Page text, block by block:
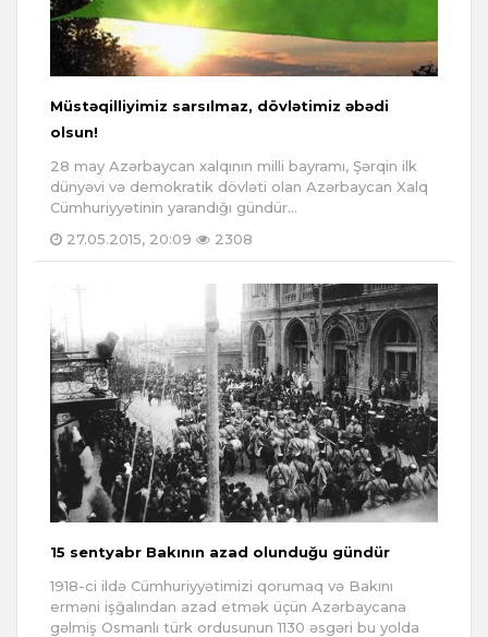
Müstəqilliyimiz sarsılmaz, dövlətimiz əbədi
olsun!
28 may Azərbaycan xalqının milli bayramı, Şərqin ilk
dünyəvi və demokratik dövləti olan Azərbaycan Xalq
Cümhuriyyətinin yarandığı gündür...
27.05.2015, 20:09
2308
15 sentyabr Bakının azad olunduğu gündür
1918-ci ildə Cümhuriyyətimizi qorumaq və Bakını
erməni işğalından azad etmək üçün Azərbaycana
gəlmiş Osmanlı türk ordusunun 1130 əsgəri bu yolda